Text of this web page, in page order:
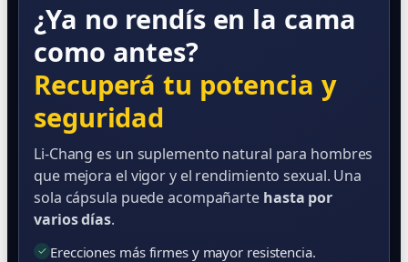
¿Ya no rendís en la cama
como antes?
Recuperá tu potencia y
seguridad
Li-Chang es un suplemento natural para hombres
que mejora el vigor y el rendimiento sexual. Una
sola cápsula puede acompañarte hasta por
varios días.
✓ Erecciones más firmes y mayor resistencia.